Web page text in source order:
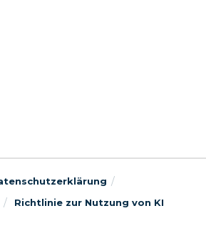
Richtlinie zur Nutzung von KI